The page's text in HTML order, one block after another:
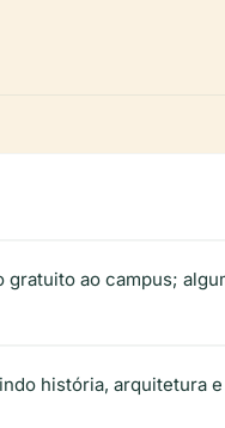
ao campus;
história, arquitetura